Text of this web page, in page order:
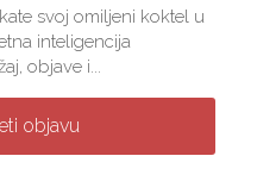
svoj omiljeni koktel u
inteligencija
objave i...
objavu